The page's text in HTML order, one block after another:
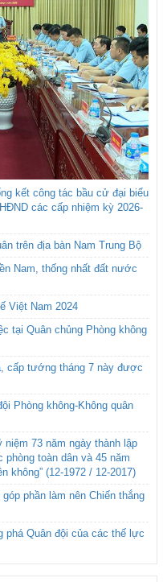
kết công tác bầu cử đại biểu
các cấp nhiệm kỳ 2026-
trên địa bàn Nam Trung Bộ
Nam, thống nhất đất nước
Việt Nam 2024
tại Quân chủng Phòng không
cấp tướng tháng 7 này được
Phòng không-Không quân
73 năm ngày thành lập
toàn dân và 45 năm
không” (12-1972 / 12-2017)
phần làm nên Chiến thắng
phá Quân đội của các thế lực